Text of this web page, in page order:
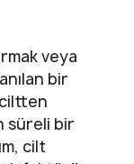
veya
bir
süreli bir
cilt